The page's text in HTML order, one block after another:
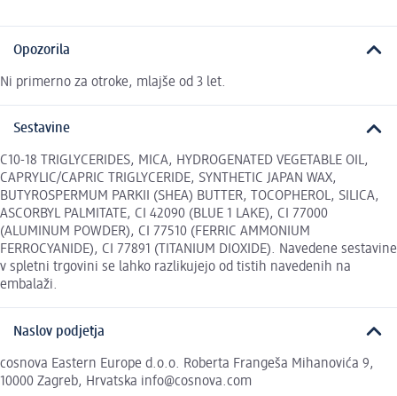
Opozorila
Ni primerno za otroke, mlajše od 3 let.
Sestavine
C10-18 TRIGLYCERIDES, MICA, HYDROGENATED VEGETABLE OIL,
CAPRYLIC/CAPRIC TRIGLYCERIDE, SYNTHETIC JAPAN WAX,
BUTYROSPERMUM PARKII (SHEA) BUTTER, TOCOPHEROL, SILICA,
ASCORBYL PALMITATE, CI 42090 (BLUE 1 LAKE), CI 77000
(ALUMINUM POWDER), CI 77510 (FERRIC AMMONIUM
FERROCYANIDE), CI 77891 (TITANIUM DIOXIDE). Navedene sestavine
v spletni trgovini se lahko razlikujejo od tistih navedenih na
embalaži.
Naslov podjetja
cosnova Eastern Europe d.o.o. Roberta Frangeša Mihanovića 9,
10000 Zagreb, Hrvatska info@cosnova.com